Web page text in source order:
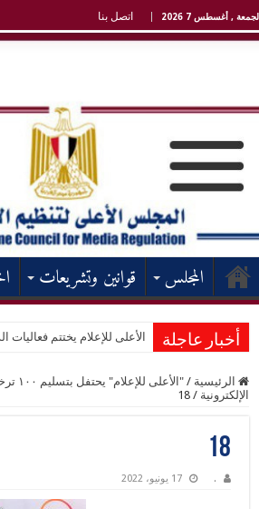
الجمعة , أغسطس 7 2026 اتصل بنا
المجلس قوانين وتشريعات
أخبار عاجلة الأعلى للإعلام يختتم فعاليات
الرئيسية /
الإلكترونية /
18
18
. 17 يونيو، 2022